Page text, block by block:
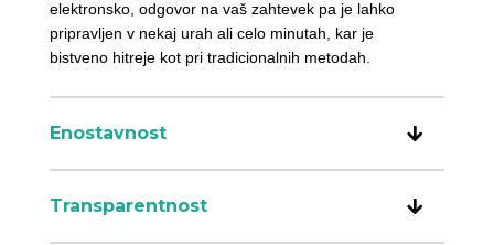
elektronsko, odgovor na vaš zahtevek pa je lahko
pripravljen v nekaj urah ali celo minutah, kar je
bistveno hitreje kot pri tradicionalnih metodah.
Enostavnost
Transparentnost